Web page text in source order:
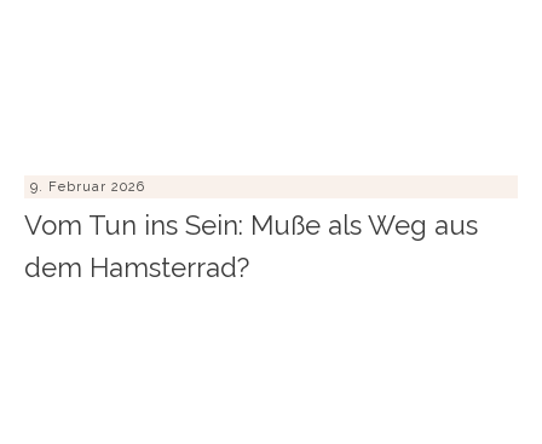
9. Februar 2026
Vom Tun ins Sein: Muße als Weg aus
dem Hamsterrad?